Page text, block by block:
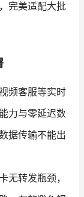
完美适配大批
频客服等实时
力与零延迟数
据传输不能出
无转发瓶颈，